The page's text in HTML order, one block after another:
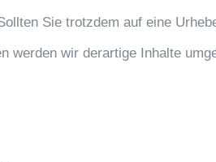
Sie trotzdem auf eine
werden wir derartige Inhalte